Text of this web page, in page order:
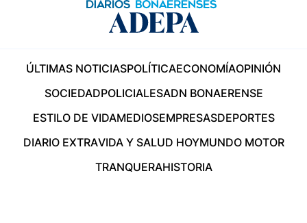
ÚLTIMAS NOTICIASPOLÍTICAECONOMÍAOPINIÓN
SOCIEDADPOLICIALESADN BONAERENSE
ESTILO DE VIDAMEDIOSEMPRESASDEPORTES
DIARIO EXTRAVIDA Y SALUD HOYMUNDO MOTOR
TRANQUERAHISTORIA